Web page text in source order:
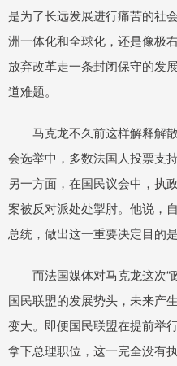
是为了长远发展进行痛苦的社
洲一体化和全球化，还是像极
放弃改革走一条封闭保守的发
道难题。
马克龙不久前这样解释解散
会选举中，多数法国人投票支
另一方面，在国民议会中，执
案被反对派处处掣肘。他说，
总统，做出这一重要决定目的
而法国媒体对马克龙这次“
国民联盟的发展势头，未来产
变大。即便国民联盟在提前举
拿下总理职位，这一完全没有